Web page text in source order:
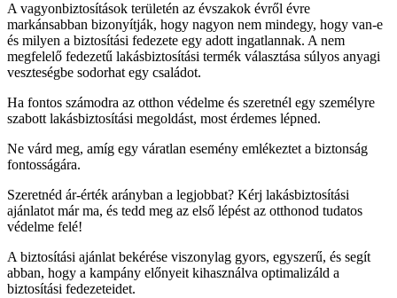
A vagyonbiztosítások területén az évszakok évről évre
markánsabban bizonyítják, hogy nagyon nem mindegy, hogy van-e
és milyen a biztosítási fedezete egy adott ingatlannak. A nem
megfelelő fedezetű lakásbiztosítási termék választása súlyos anyagi
veszteségbe sodorhat egy családot.
Ha fontos számodra az otthon védelme és szeretnél egy személyre
szabott lakásbiztosítási megoldást, most érdemes lépned.
Ne várd meg, amíg egy váratlan esemény emlékeztet a biztonság
fontosságára.
Szeretnéd ár-érték arányban a legjobbat? Kérj lakásbiztosítási
ajánlatot már ma, és tedd meg az első lépést az otthonod tudatos
védelme felé!
A biztosítási ajánlat bekérése viszonylag gyors, egyszerű, és segít
abban, hogy a kampány előnyeit kihasználva optimalizáld a
biztosítási fedezeteidet.